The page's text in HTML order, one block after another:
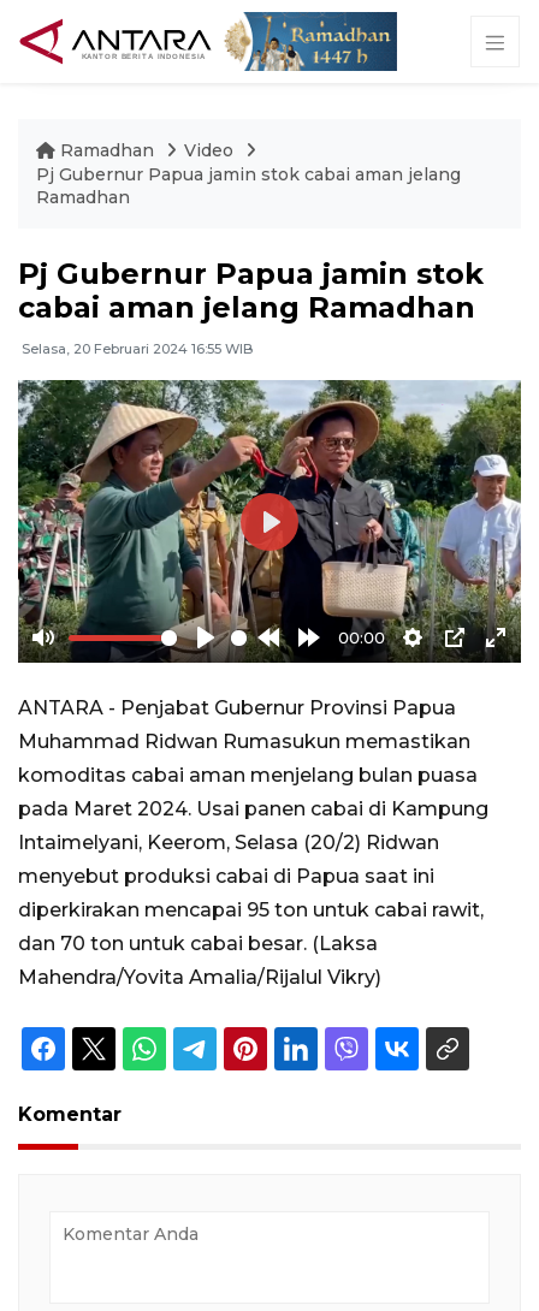
Ramadhan
Video
Pj Gubernur Papua jamin stok cabai aman jelang
Ramadhan
Pj Gubernur Papua jamin stok
cabai aman jelang Ramadhan
Selasa, 20 Februari 2024 16:55 WIB
Mute Play
RewindForward
10s
00:00
Settings
PIP
Play
ANTARA - Penjabat Gubernur Provinsi Papua
Muhammad Ridwan Rumasukun memastikan
komoditas cabai aman menjelang bulan puasa
pada Maret 2024. Usai panen cabai di Kampung
Intaimelyani, Keerom, Selasa (20/2) Ridwan
menyebut produksi cabai di Papua saat ini
diperkirakan mencapai 95 ton untuk cabai rawit,
dan 70 ton untuk cabai besar. (Laksa
Mahendra/Yovita Amalia/Rijalul Vikry)
Komentar